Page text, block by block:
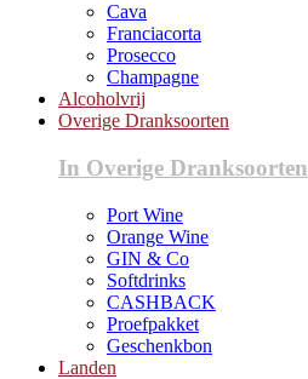
Cava
Franciacorta
Prosecco
Champagne
Alcoholvrij
Overige Dranksoorten
In Overige Dranksoorten
Port Wine
Orange Wine
GIN & Co
Softdrinks
CASHBACK
Proefpakket
Geschenkbon
Landen